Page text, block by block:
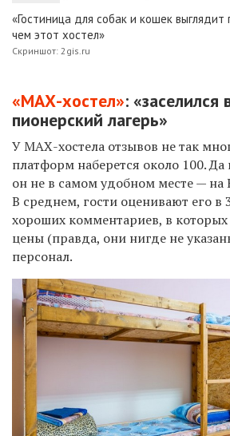
«Гостиница для собак и кошек выглядит
чем этот хостел»
Скриншот: 2gis.ru
«МАХ-хостел»: «заселился
пионерский лагерь»
У МАХ-хостела отзывов не так
платформ наберется около 100.
он не в самом удобном месте — на
В среднем, гости оценивают его в
хороших комментариев, в
цены (правда, они нигде не
персонал.